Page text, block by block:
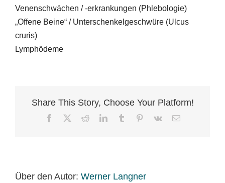
Venenschwächen / -erkrankungen (Phlebologie)
„Offene Beine“ / Unterschenkelgeschwüre (Ulcus
cruris)
Lymphödeme
Share This Story, Choose Your Platform!
Facebook RedditLinkedInTumblr Pinterest
Vk
E-
Über den Autor: Werner Langner